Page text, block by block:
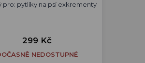
pro: pytlíky na psí exkrementy
299 Kč
NEDOSTUPNÉ